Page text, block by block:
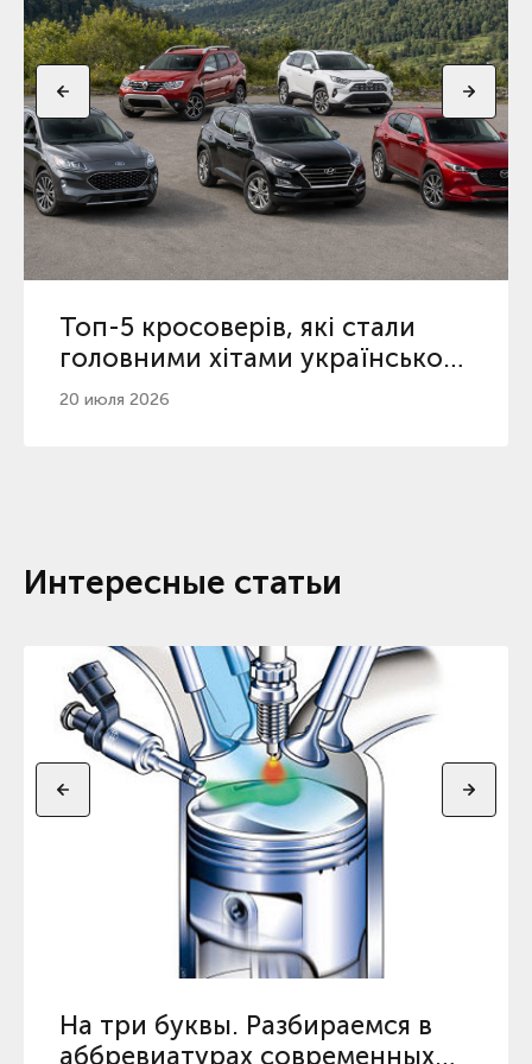
Топ-5 кросоверів, які стали
головними хітами українського
ринку у 2026
20 июля 2026
Интересные статьи
На три буквы. Разбираемся в
аббревиатурах современных